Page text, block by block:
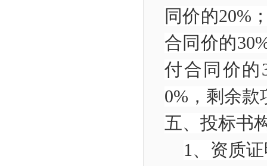
同价的20%
合同价的3
付合同价的
0% ，剩余
五、 投标
1、资